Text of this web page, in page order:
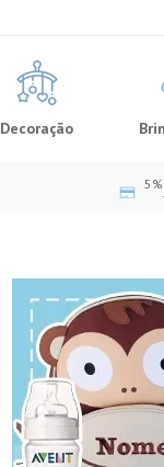
Decoração
5%